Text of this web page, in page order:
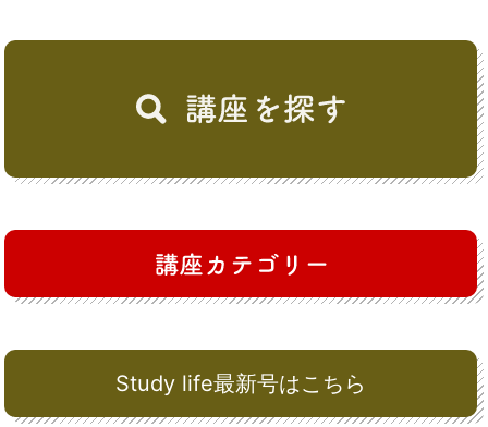
Study life最新号はこちら